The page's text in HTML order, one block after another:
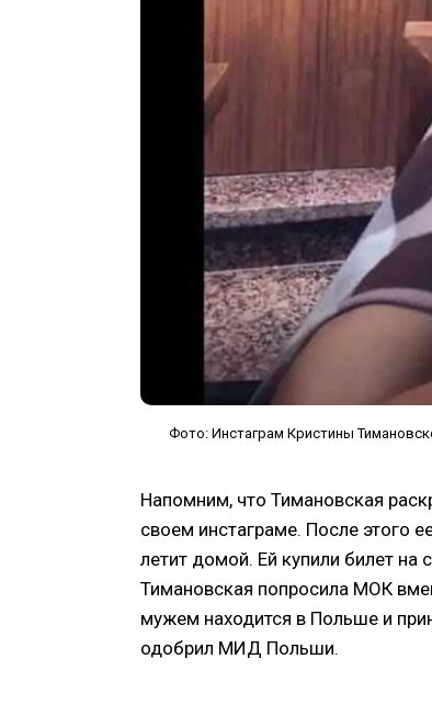
Фото: Инстаграм Кристины
Напомним, что Тимановская
своем инстаграме. После этого
летит домой. Ей купили билет на
Тимановская попросила МОК
мужем находится в Польше и
одобрил МИД Польши.